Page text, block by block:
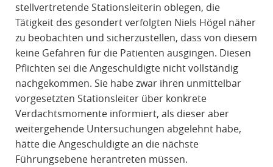
stellvertretende Stationsleiterin oblegen, die
Tätigkeit des gesondert verfolgten Niels Högel näher
zu beobachten und sicherzustellen, dass von diesem
keine Gefahren für die Patienten ausgingen. Diesen
Pflichten sei die Angeschuldigte nicht vollständig
nachgekommen. Sie habe zwar ihren unmittelbar
vorgesetzten Stationsleiter über konkrete
Verdachtsmomente informiert, als dieser aber
weitergehende Untersuchungen abgelehnt habe,
hätte die Angeschuldigte an die nächste
Führungsebene herantreten müssen.